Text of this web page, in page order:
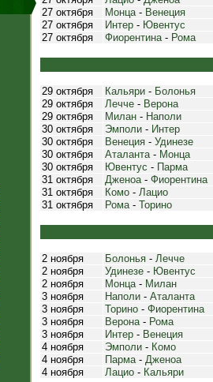
27 октября
Монца- Венеция
27 октября
Интер - Ювентус
27 октября
Фиорентина- Рома
29 октября Кальяри - Болонья
29 октября
Лечче - Верона
29 октября
Милан - Наполи
30 октября
Эмполи - Интер
30 октября
Венеция - Удинезе
30 октября
Аталанта- Монца
30 октября
Ювентус - Парма
31 октября
Дженоа- Фиорентина
31 октября
Комо - Лацио
31 октября
Рома- Торино
2 ноября Болонья - Лечче
2 ноября
Удинезе - Ювентус
2 ноября
Монца- Милан
3 ноября
Наполи - Аталанта
3 ноября
Торино - Фиорентина
3 ноября
Верона- Рома
3 ноября
Интер - Венеция
4 ноября
Эмполи - Комо
4 ноября
Парма- Дженоа
4 ноября
Лацио - Кальяри